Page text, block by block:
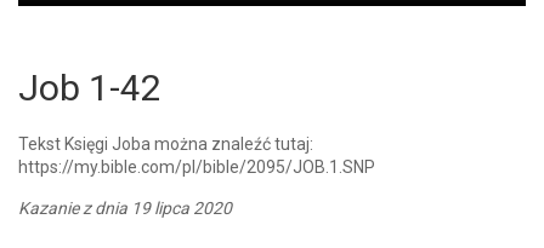
Job 1-42
Tekst Księgi Joba można znaleźć tutaj:
https://my.bible.com/pl/bible/2095/JOB.1.SNP
Kazanie z dnia 19 lipca 2020